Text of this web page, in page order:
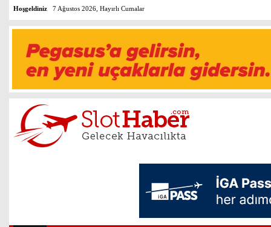
Hoşgeldiniz 7 Ağustos 2026, Hayırlı Cumalar